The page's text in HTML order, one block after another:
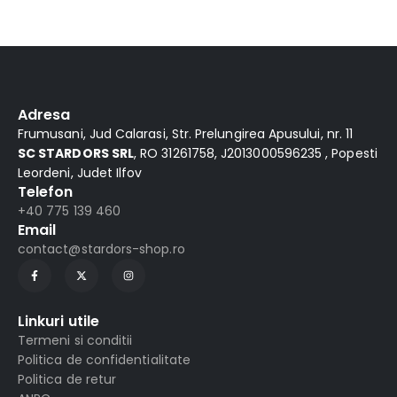
Adresa
Frumusani, Jud Calarasi, Str. Prelungirea Apusului, nr. 11
SC STARDORS SRL, RO 31261758, J2013000596235 , Popesti
Leordeni, Judet Ilfov
Telefon
+40 775 139 460
Email
contact@stardors-shop.ro
Linkuri utile
Termeni si conditii
Politica de confidentialitate
Politica de retur